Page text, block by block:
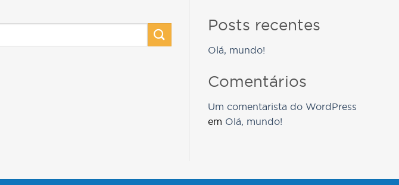
Posts recentes
Olá, mundo!
Comentários
Um comentarista do WordPress
em Olá, mundo!